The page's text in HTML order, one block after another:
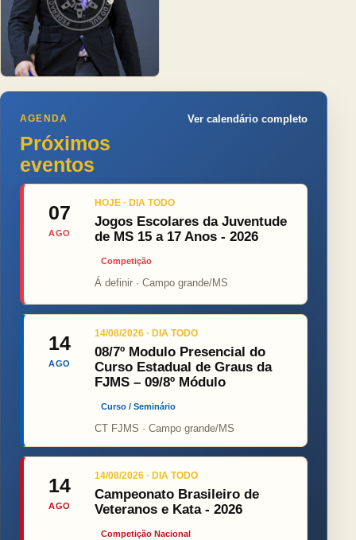
AGENDA
Próximos
eventos
Ver calendário completo
07
AGO
HOJE · DIA TODO
Jogos Escolares da Juventude
de MS 15 a 17 Anos - 2026
Competição
Á definir · Campo grande/MS
14
AGO
14/08/2026 · DIA TODO
08/7º Modulo Presencial do
Curso Estadual de Graus da
FJMS – 09/8º Módulo
Curso / Seminário
CT FJMS · Campo grande/MS
14
AGO
14/08/2026 · DIA TODO
Campeonato Brasileiro de
Veteranos e Kata - 2026
Competição Nacional